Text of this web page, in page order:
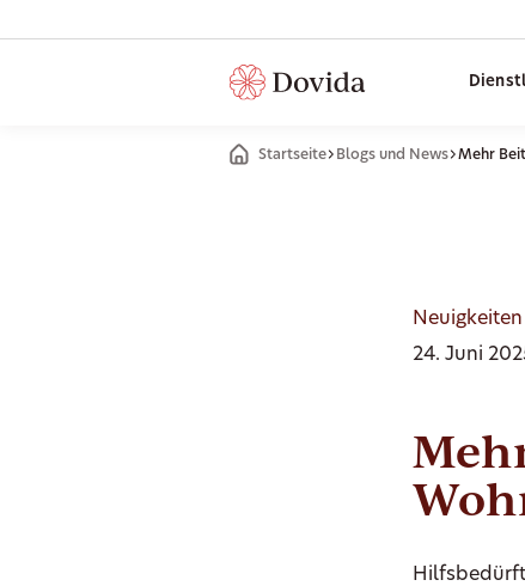
Startseite Blogs und News Mehr
Neuigkeiten
24. Juni